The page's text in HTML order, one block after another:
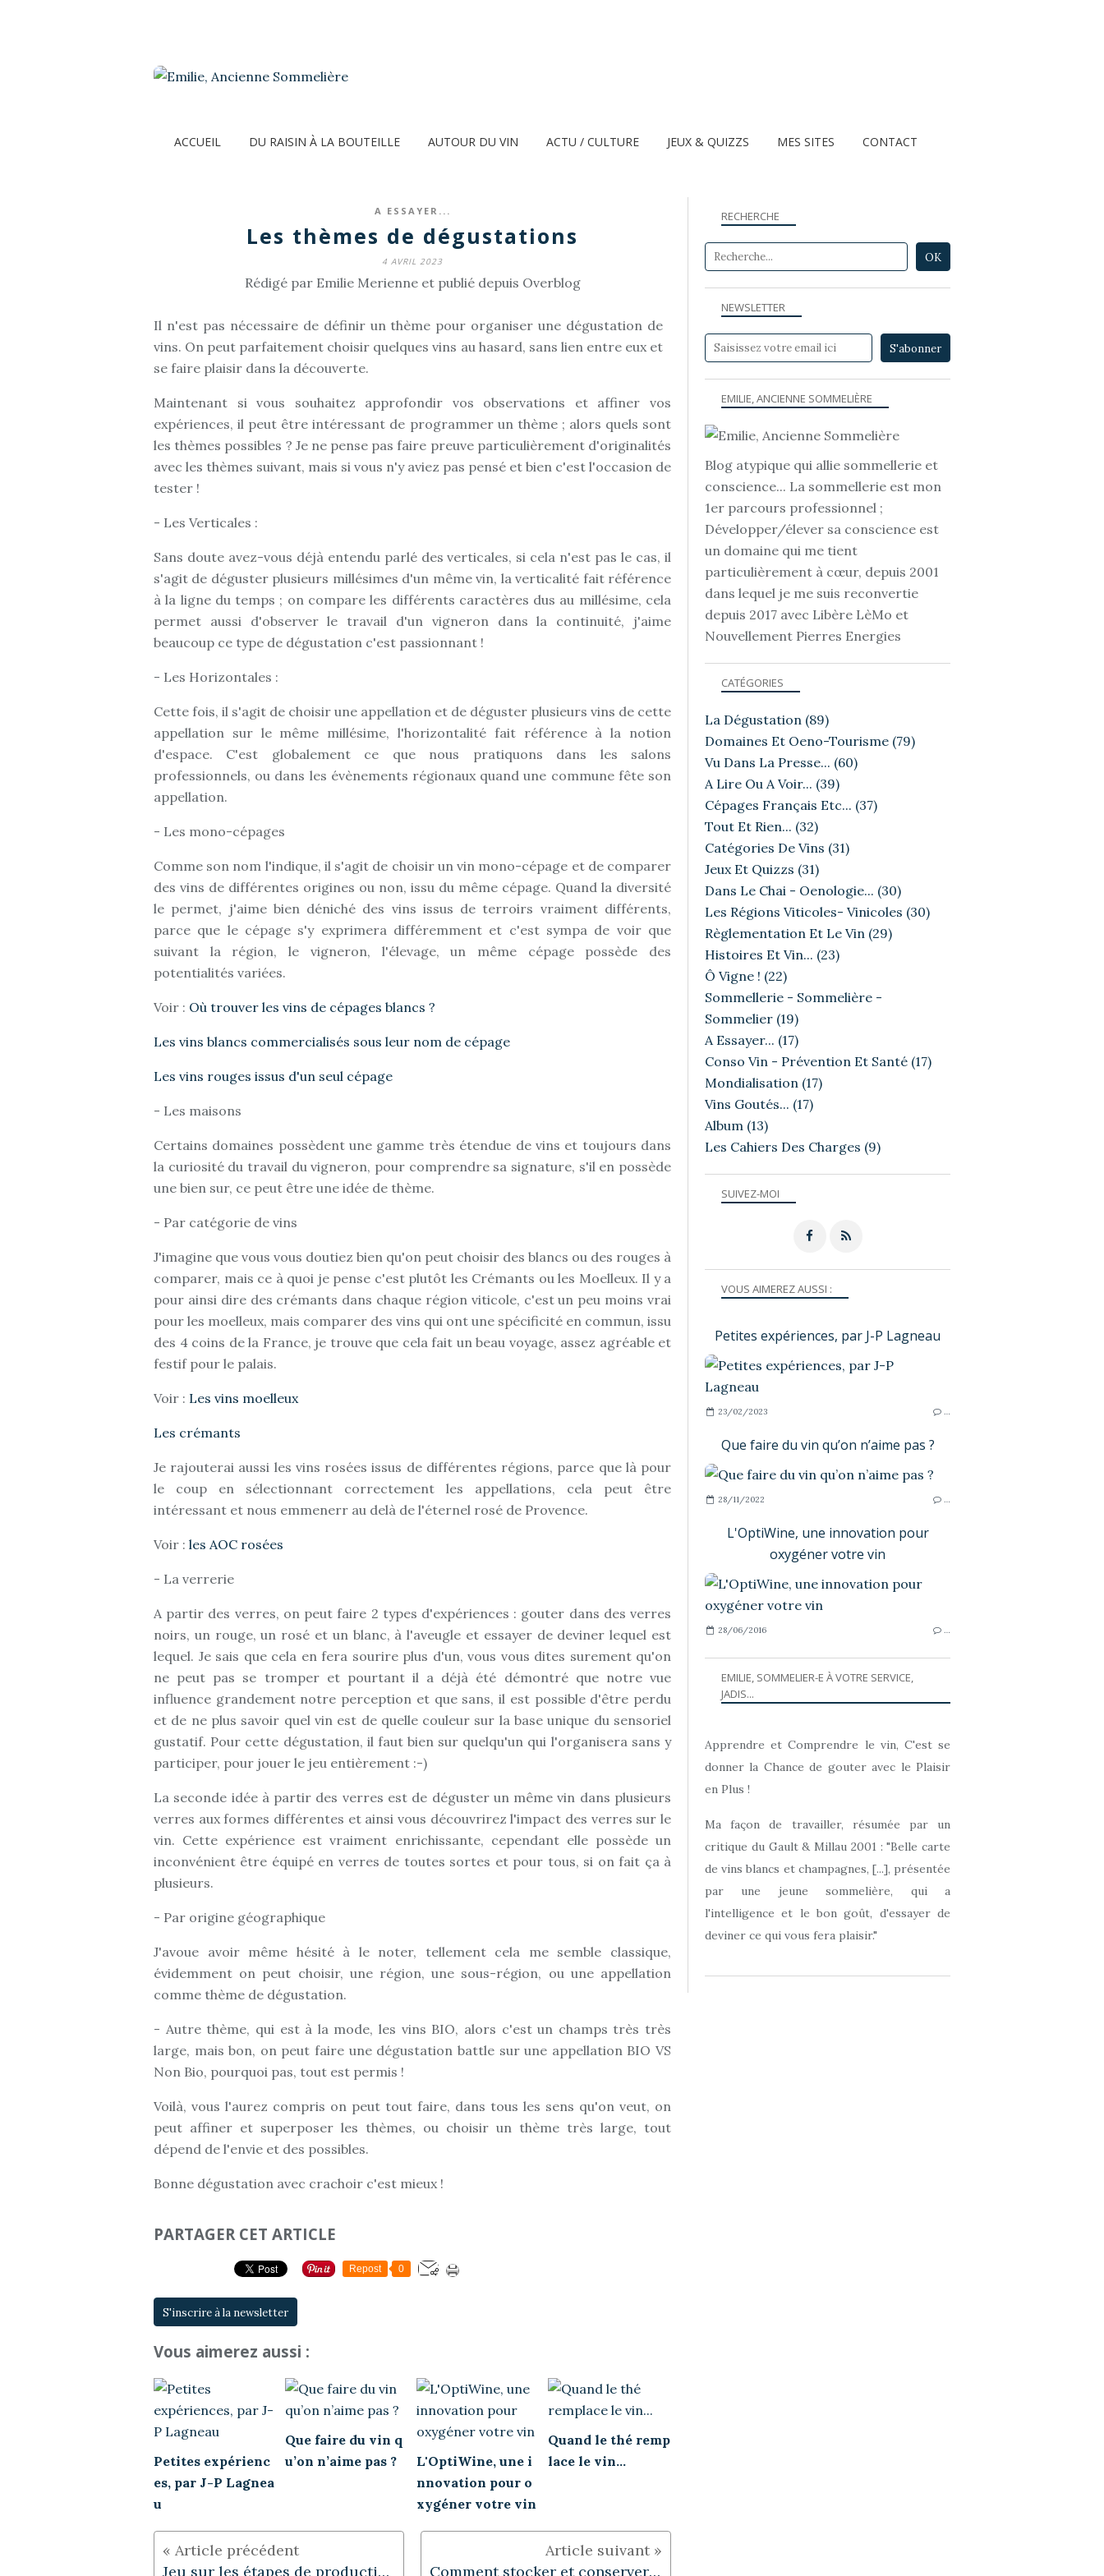
ACCUEIL DU RAISIN À LA BOUTEILLE AUTOUR DU VIN ACTU / CULTURE JEUX & QUIZZS MES SITES CONTACT
A ESSAYER...
Les thèmes de dégustations
4 AVRIL 2023
Rédigé par Emilie Merienne et publié depuis Overblog
Il n'est pas nécessaire de définir un thème pour organiser une dégustation de
vins. On peut parfaitement choisir quelques vins au hasard, sans lien entre eux et
se faire plaisir dans la découverte.
Maintenant si vous souhaitez approfondir vos observations et affiner vos
expériences, il peut être intéressant de programmer un thème ; alors quels sont
les thèmes possibles ? Je ne pense pas faire preuve particulièrement d'originalités
avec les thèmes suivant, mais si vous n'y aviez pas pensé et bien c'est l'occasion de
tester !
- Les Verticales :
Sans doute avez-vous déjà entendu parlé des verticales, si cela n'est pas le cas, il
s'agit de déguster plusieurs millésimes d'un même vin, la verticalité fait référence
à la ligne du temps ; on compare les différents caractères dus au millésime, cela
permet aussi d'observer le travail d'un vigneron dans la continuité, j'aime
beaucoup ce type de dégustation c'est passionnant !
- Les Horizontales :
Cette fois, il s'agit de choisir une appellation et de déguster plusieurs vins de cette
appellation sur le même millésime, l'horizontalité fait référence à la notion
d'espace. C'est globalement ce que nous pratiquons dans les salons
professionnels, ou dans les évènements régionaux quand une commune fête son
appellation.
- Les mono-cépages
Comme son nom l'indique, il s'agit de choisir un vin mono-cépage et de comparer
des vins de différentes origines ou non, issu du même cépage. Quand la diversité
le permet, j'aime bien déniché des vins issus de terroirs vraiment différents,
parce que le cépage s'y exprimera différemment et c'est sympa de voir que
suivant la région, le vigneron, l'élevage, un même cépage possède des
potentialités variées.
Voir : Où trouver les vins de cépages blancs ?
Les vins blancs commercialisés sous leur nom de cépage
Les vins rouges issus d'un seul cépage
- Les maisons
Certains domaines possèdent une gamme très étendue de vins et toujours dans
la curiosité du travail du vigneron, pour comprendre sa signature, s'il en possède
une bien sur, ce peut être une idée de thème.
- Par catégorie de vins
J'imagine que vous vous doutiez bien qu'on peut choisir des blancs ou des rouges à
comparer, mais ce à quoi je pense c'est plutôt les Crémants ou les Moelleux. Il y a
pour ainsi dire des crémants dans chaque région viticole, c'est un peu moins vrai
pour les moelleux, mais comparer des vins qui ont une spécificité en commun, issu
des 4 coins de la France, je trouve que cela fait un beau voyage, assez agréable et
festif pour le palais.
Voir : Les vins moelleux
Les crémants
Je rajouterai aussi les vins rosées issus de différentes régions, parce que là pour
le coup en sélectionnant correctement les appellations, cela peut être
intéressant et nous emmenerr au delà de l'éternel rosé de Provence.
Voir : les AOC rosées
- La verrerie
A partir des verres, on peut faire 2 types d'expériences : gouter dans des verres
noirs, un rouge, un rosé et un blanc, à l'aveugle et essayer de deviner lequel est
lequel. Je sais que cela en fera sourire plus d'un, vous vous dites surement qu'on
ne peut pas se tromper et pourtant il a déjà été démontré que notre vue
influence grandement notre perception et que sans, il est possible d'être perdu
et de ne plus savoir quel vin est de quelle couleur sur la base unique du sensoriel
gustatif. Pour cette dégustation, il faut bien sur quelqu'un qui l'organisera sans y
participer, pour jouer le jeu entièrement :-)
La seconde idée à partir des verres est de déguster un même vin dans plusieurs
verres aux formes différentes et ainsi vous découvrirez l'impact des verres sur le
vin. Cette expérience est vraiment enrichissante, cependant elle possède un
inconvénient être équipé en verres de toutes sortes et pour tous, si on fait ça à
plusieurs.
- Par origine géographique
J'avoue avoir même hésité à le noter, tellement cela me semble classique,
évidemment on peut choisir, une région, une sous-région, ou une appellation
comme thème de dégustation.
- Autre thème, qui est à la mode, les vins BIO, alors c'est un champs très très
large, mais bon, on peut faire une dégustation battle sur une appellation BIO VS
Non Bio, pourquoi pas, tout est permis !
Voilà, vous l'aurez compris on peut tout faire, dans tous les sens qu'on veut, on
peut affiner et superposer les thèmes, ou choisir un thème très large, tout
dépend de l'envie et des possibles.
Bonne dégustation avec crachoir c'est mieux !
PARTAGER CET ARTICLE
Repost 0
S'inscrire à la newsletter
Vous aimerez aussi :
Petites expérienc
es, par J-P Lagnea
u
Que faire du vin q
u’on n’aime pas ?
L'OptiWine, une i
nnovation pour o
xygéner votre vin
Quand le thé remp
lace le vin...
Jeu sur les étapes de production d'un vin... Comment stocker et conserver le vin ?
NEWSLETTER
SUIVEZ-MOI
RECHERCHE
EMILIE, ANCIENNE SOMMELIÈRE
Blog atypique qui allie sommellerie et
conscience... La sommellerie est mon
1er parcours professionnel ;
Développer/élever sa conscience est
un domaine qui me tient
particulièrement à cœur, depuis 2001
dans lequel je me suis reconvertie
depuis 2017 avec Libère LèMo et
Nouvellement Pierres Energies
VOUS AIMEREZ AUSSI :
Petites expériences, par J-P Lagneau
23/02/2023 …
Que faire du vin qu’on n’aime pas ?
28/11/2022 …
L'OptiWine, une innovation pour
oxygéner votre vin
28/06/2016 …
CATÉGORIES
La Dégustation (89)
Domaines Et Oeno-Tourisme (79)
Vu Dans La Presse... (60)
A Lire Ou A Voir... (39)
Cépages Français Etc... (37)
Tout Et Rien... (32)
Catégories De Vins (31)
Jeux Et Quizzs (31)
Dans Le Chai - Oenologie... (30)
Les Régions Viticoles- Vinicoles (30)
Règlementation Et Le Vin (29)
Histoires Et Vin... (23)
Ô Vigne ! (22)
Sommellerie - Sommelière -
Sommelier (19)
A Essayer... (17)
Conso Vin - Prévention Et Santé (17)
Mondialisation (17)
Vins Goutés... (17)
Album (13)
Les Cahiers Des Charges (9)
EMILIE, SOMMELIER-E À VOTRE SERVICE,
JADIS...
Apprendre et Comprendre le vin, C'est se
donner la Chance de gouter avec le Plaisir
en Plus !
Ma façon de travailler, résumée par un
critique du Gault & Millau 2001 : "Belle carte
de vins blancs et champagnes, [...], présentée
par une jeune sommelière, qui a
l'intelligence et le bon goût, d'essayer de
deviner ce qui vous fera plaisir."